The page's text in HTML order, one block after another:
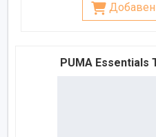
Добавен
PUMA Essentials